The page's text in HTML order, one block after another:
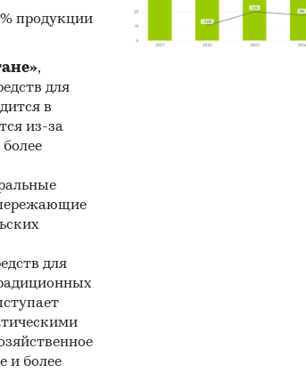
продукции
,
для
в
из-за
для
и более